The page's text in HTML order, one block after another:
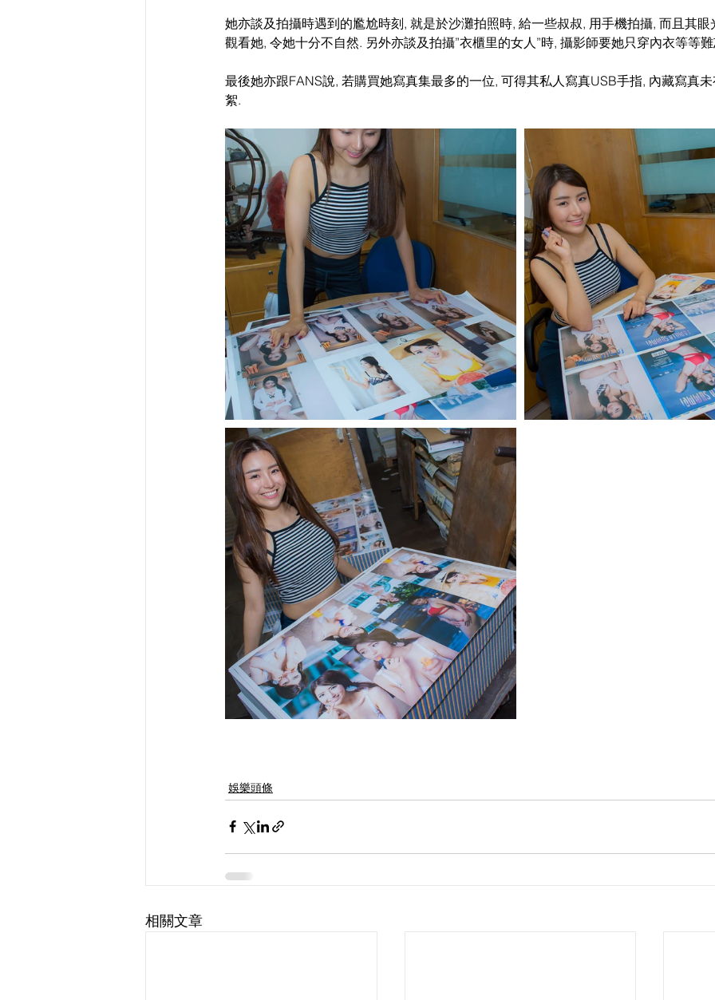
她亦談及拍攝時遇到的尷尬時刻, 就是於沙灘拍照時, 給一些叔叔, 用手機拍攝, 而且其
觀看她, 令她十分不自然. 另外亦談及拍攝”衣櫃里的女人”時, 攝影師要她只穿內衣等等
最後她亦跟FANS說, 若購買她寫真集最多的一位, 可得其私人寫真USB手指, 內藏寫真
絮.
娛樂頭條
相關文章